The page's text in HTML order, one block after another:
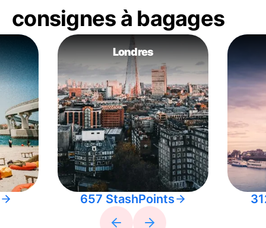
consignes à bagages
Londres
657 StashPoints